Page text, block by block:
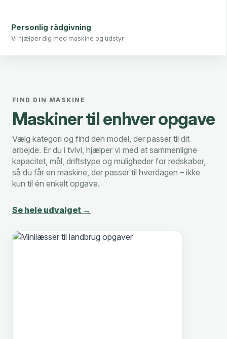
Personlig rådgivning
Vi hjælper dig med maskine og udstyr
FIND DIN MASKINE
Maskiner til enhver opgave
Vælg kategori og find den model, der passer til dit
arbejde. Er du i tvivl, hjælper vi med at sammenligne
kapacitet, mål, driftstype og muligheder for redskaber,
så du får en maskine, der passer til hverdagen – ikke
kun til én enkelt opgave.
Se hele udvalget →